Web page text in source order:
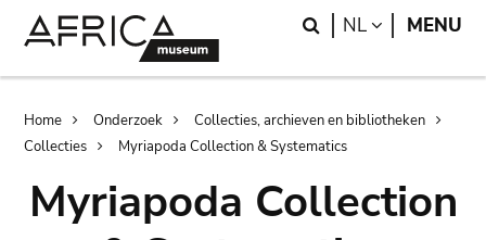
Search
NL LANGUAGE
MENU
Breadcrumb
Home Onderzoek
Collecties, archieven en bibliotheken
Collecties
Myriapoda Collection & Systematics
Myriapoda Collection